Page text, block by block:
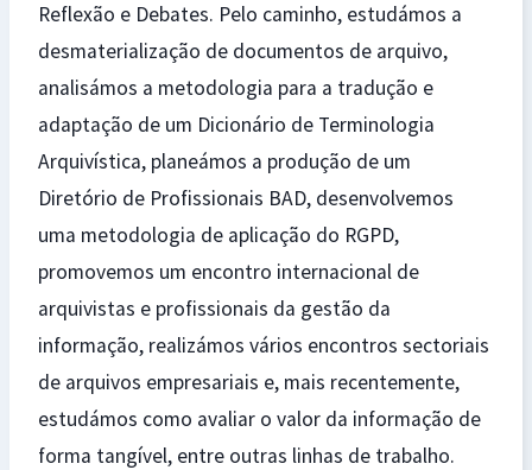
Reflexão e Debates. Pelo caminho, estudámos a
desmaterialização de documentos de arquivo,
analisámos a metodologia para a tradução e
adaptação de um Dicionário de Terminologia
Arquivística, planeámos a produção de um
Diretório de Profissionais BAD, desenvolvemos
uma metodologia de aplicação do RGPD,
promovemos um encontro internacional de
arquivistas e profissionais da gestão da
informação, realizámos vários encontros sectoriais
de arquivos empresariais e, mais recentemente,
estudámos como avaliar o valor da informação de
forma tangível, entre outras linhas de trabalho.